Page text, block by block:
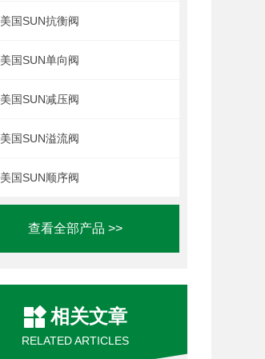
美国SUN抗衡阀
美国SUN单向阀
美国SUN减压阀
美国SUN溢流阀
美国SUN顺序阀
查看全部产品 >>
相关文章
RELATED ARTICLES